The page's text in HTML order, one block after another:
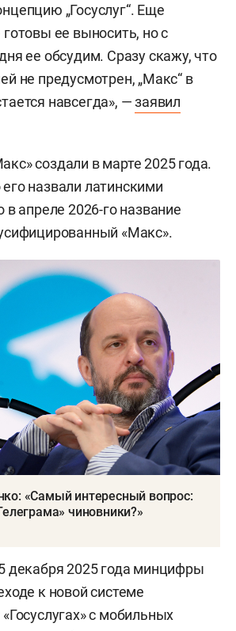
„Госуслуг“. Еще
ее выносить, но с
ее обсудим. Сразу скажу, что
не предусмотрен, „Макс“ в
навсегда», —заявил
создали в марте 2025 года.
назвали латинскими
в апреле 2026-го название
«Макс».
«Самый интересный вопрос:
чиновники?»
декабря 2025 года минцифры
к новой системе
с мобильных